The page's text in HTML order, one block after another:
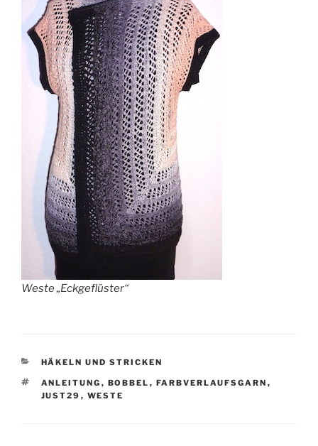
Weste „Eckgeflüster“
KATEGORIEN
HÄKELN UND STRICKEN
SCHLAGWÖRTER
ANLEITUNG , BOBBEL , FARBVERLAUFSGARN ,
JUST29 , WESTE